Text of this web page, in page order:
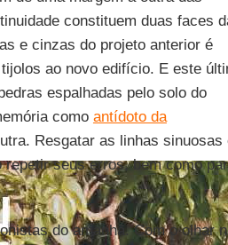
constituem duas faces
e cinzas do projeto anterior é
ao novo edifício. E este
espalhadas pelo solo do
como antídoto da
Resgatar as linhas sinuosas
seus erros, bem como
do amanhã. Com o olhar